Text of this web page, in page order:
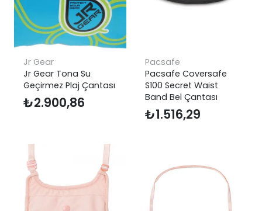
Jr Gear
Jr Gear Tona Su
Geçirmez Plaj Çantası
₺2.900,86
Pacsafe
Pacsafe Coversafe
S100 Secret Waist
Band Bel Çantası
₺1.516,29